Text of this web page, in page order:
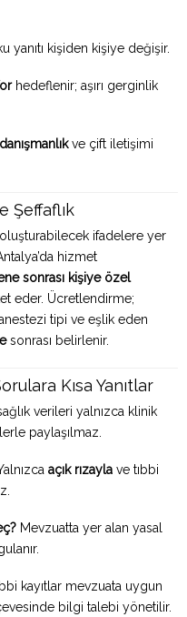
yanıtı kişiden kişiye değişir.
hedeflenir; aşırı gerginlik
ve çift iletişimi
Şeffaflık
ifadelere yer
hizmet
sonrası kişiye özel
eder. Ücretlendirme;
tipi ve eşlik eden
sonrası belirlenir.
Kısa Yanıtlar
verileri yalnızca klinik
paylaşılmaz.
açık rızayla ve tıbbi
Mevzuatta yer alan yasal
kayıtlar mevzuata uygun
bilgi talebi yönetilir.